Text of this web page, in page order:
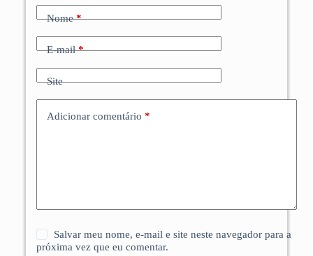
Nome*
E-mail*
Site
Adicionar comentário *
Salvar meu nome, e-mail e site neste navegador para a
próxima vez que eu comentar.